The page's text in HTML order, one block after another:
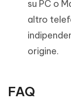
su PC o
altro
origine.
FAQ